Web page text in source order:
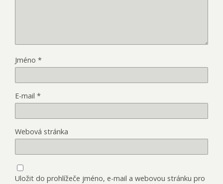
Jméno *
E-mail *
Webová stránka
Uložit do prohlížeče jméno, e-mail a webovou stránku pro